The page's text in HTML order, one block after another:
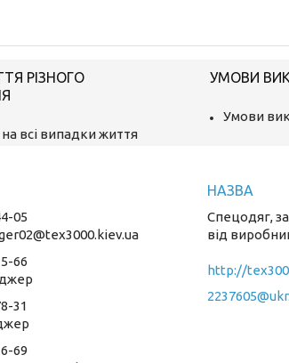
РІЗНОГО
всі випадки життя
УМОВИ
Умови
05
66
31
69
Спецодяг,
від
http://